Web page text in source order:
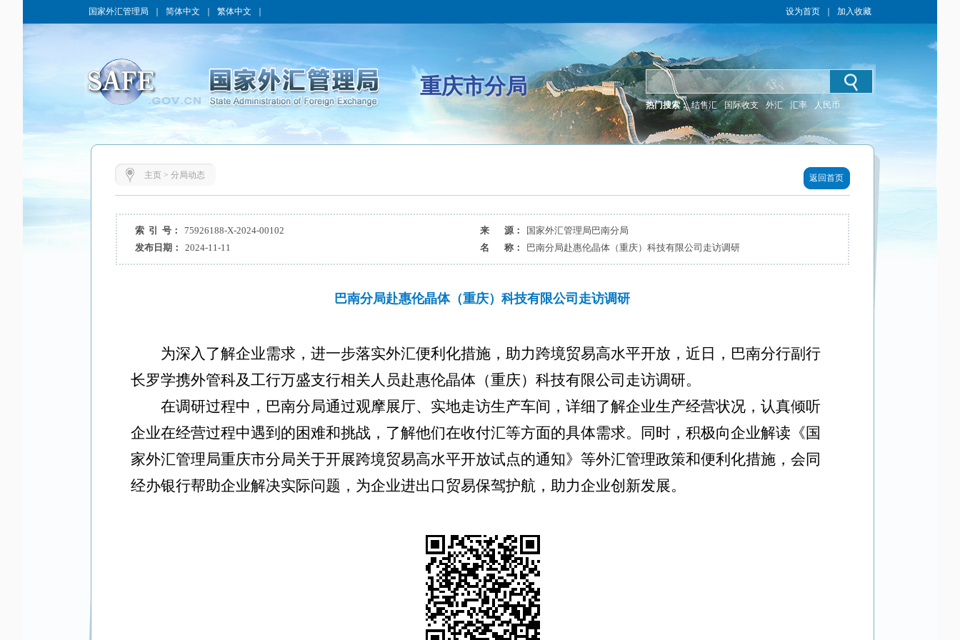
国家外汇管理局 简体中文 繁体中文 设为首页 加入收藏
重庆市分局
热门搜索： 结售汇 国际收支 外汇 汇率 人民币
主页> 分局动态 返回首页
索 引 号： 75926188-X-2024-00102 来 源：
国家外汇管理局巴南分局
发布日期：
2024-11-11 名 称： 巴南分局赴惠伦晶体（重庆）科技有限公司走访调研
巴南分局赴惠伦晶体（重庆）科技有限公司走访调研
为深入了解企业需求，进一步落实外汇便利化措施，助力跨境贸易高水平开放，近日，巴南分行副行
长罗学携外管科及工行万盛支行相关人员赴惠伦晶体（重庆）科技有限公司走访调研。
在调研过程中，巴南分局通过观摩展厅、实地走访生产车间，详细了解企业生产经营状况，认真倾听
企业在经营过程中遇到的困难和挑战，了解他们在收付汇等方面的具体需求。同时，积极向企业解读《国
家外汇管理局重庆市分局关于开展跨境贸易高水平开放试点的通知》等外汇管理政策和便利化措施，会同
经办银行帮助企业解决实际问题，为企业进出口贸易保驾护航，助力企业创新发展。